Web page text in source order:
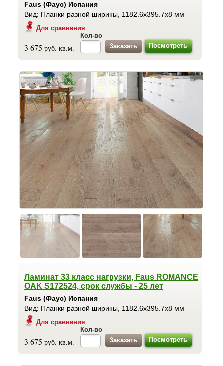
Faus (Фаус) Испания
Вид: Планки разной ширины, 1182.6x395.7x8 мм
Для сравнения
3 675 руб. кв.м.
Кол-во
Посмотреть
Ламинат 33 класс нагрузки, Faus ROMANCE
OAK S172524, срок службы - 25 лет
Faus (Фаус) Испания
Вид: Планки разной ширины, 1182.6x395.7x8 мм
Для сравнения
3 675 руб. кв.м.
Кол-во
Посмотреть